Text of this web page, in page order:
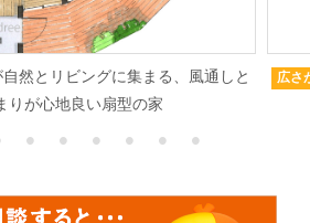
然とリビングに集まる、風通しと
りが心地良い扇型の家
広さ